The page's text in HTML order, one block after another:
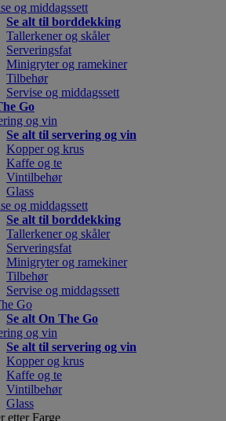
og middagssett
Se alt til borddekking
Tallerkener og skåler
Serveringsfat
Minigryter og ramekiner
Tilbehør
Servise og middagssett
Go
og vin
Se alt til servering og vin
Kopper og krus
Kaffe og te
Vintilbehør
Glass
og middagssett
Se alt til borddekking
Tallerkener og skåler
Serveringsfat
Minigryter og ramekiner
Tilbehør
Servise og middagssett
Go
Se alt On The Go
og vin
Se alt til servering og vin
Kopper og krus
Kaffe og te
Vintilbehør
Glass
etter Farge